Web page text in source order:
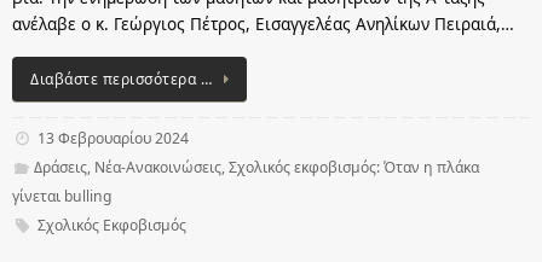
ανέλαβε ο κ. Γεώργιος Πέτρος, Εισαγγελέας Ανηλίκων Πειραιά,…
Διαβάστε περισσότερα …
13 Φεβρουαρίου 2024
Δράσεις, Νέα-Ανακοινώσεις,Σχολικός εκφοβισμός: Όταν η πλάκα
γίνεται bulling
Σχολικός Εκφοβισμός